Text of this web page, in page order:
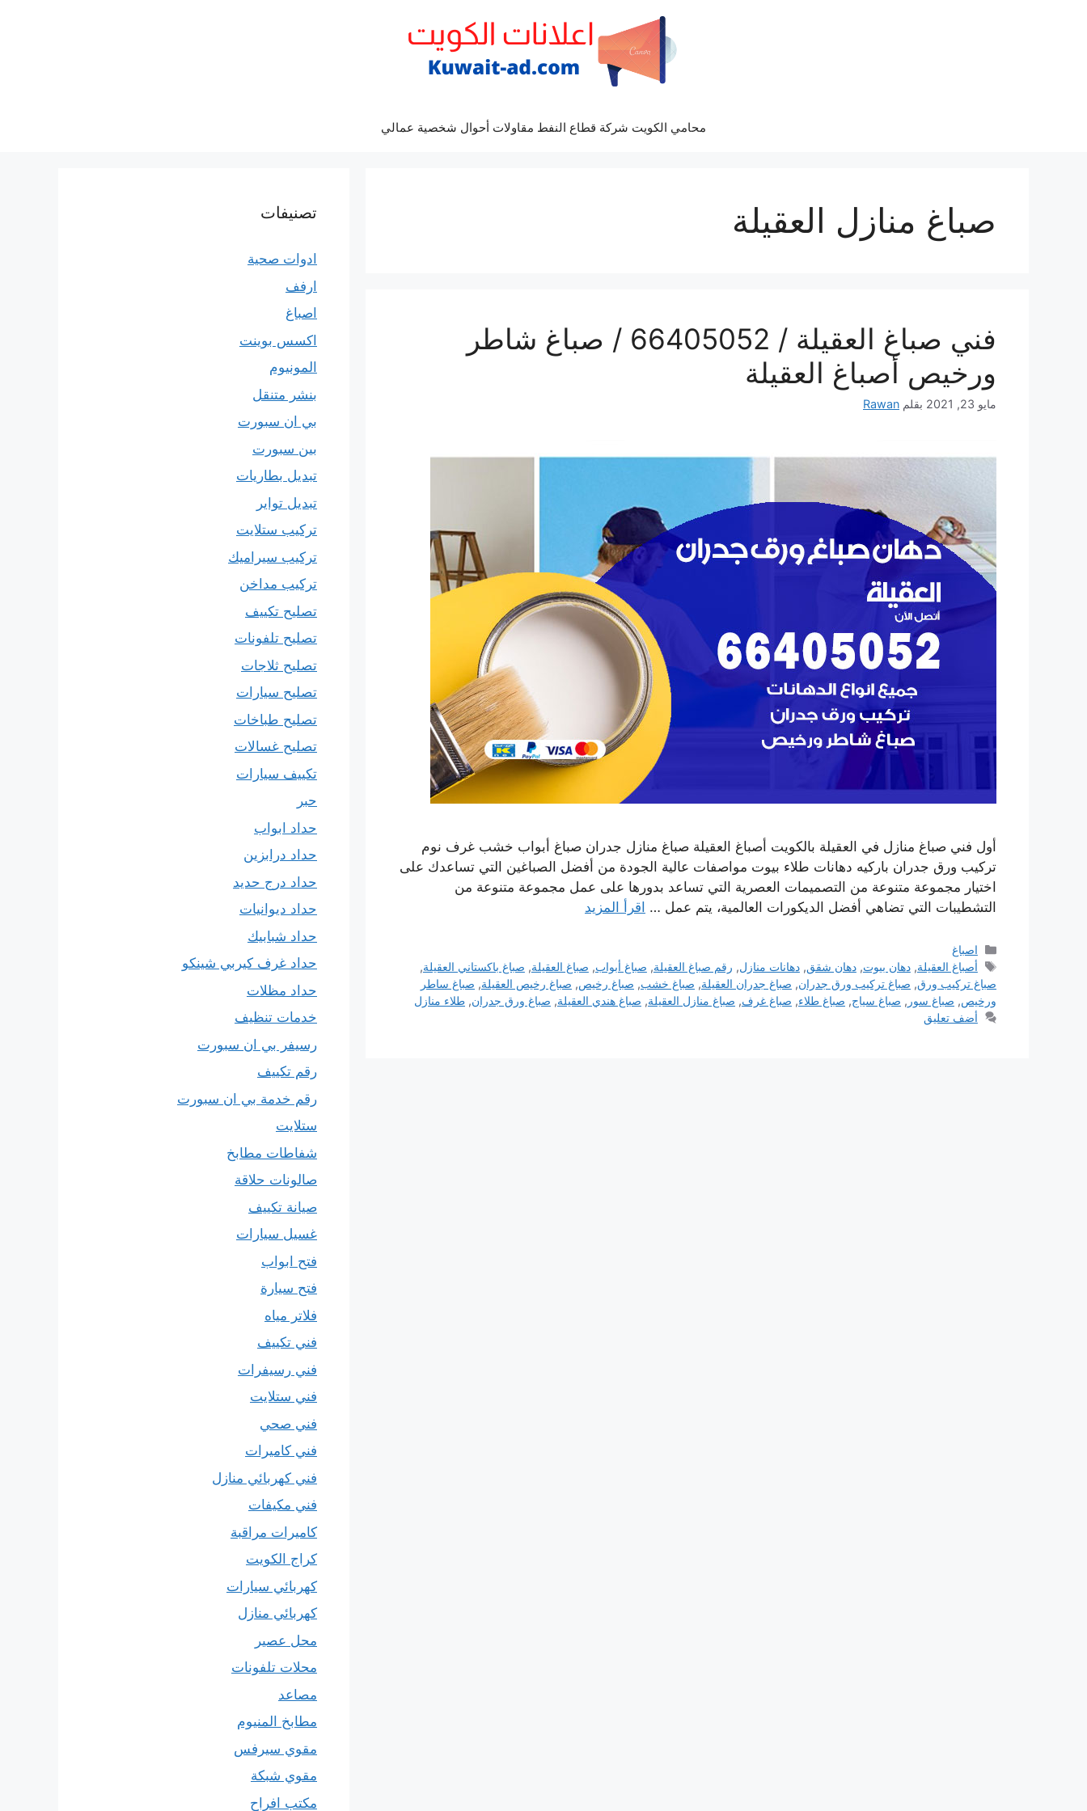
محامي الكويت شركة قطاع النفط مقاولات أحوال شخصية عمالي
صباغ منازل العقيلة
فني صباغ العقيلة / 66405052 / صباغ شاطر
ورخيص أصباغ العقيلة
مايو 23, 2021 بقلم Rawan
أول فني صباغ منازل في العقيلة بالكويت أصباغ العقيلة صباغ منازل جدران صباغ أبواب خشب غرف نوم
تركيب ورق جدران باركيه دهانات طلاء بيوت مواصفات عالية الجودة من أفضل الصباغين التي تساعدك على
اختيار مجموعة متنوعة من التصميمات العصرية التي تساعد بدورها على عمل مجموعة متنوعة من
التشطيبات التي تضاهي أفضل الديكورات العالمية، يتم عمل … اقرأ المزيد
التصنيفات
اصباغ
الوسوم
أصباغ العقيلة,دهان بيوت,دهان شقق,دهانات منازل, رقم صباغ العقيلة, صباغ أبواب, صباغ العقيلة, صباغ باكستاني العقيلة,
صباغ تركيب ورق, صباغ تركيب ورق جدران, صباغ جدران العقيلة, صباغ خشب, صباغ رخيص, صباغ رخيص العقيلة, صباغ ساطر
ورخيص, صباغ سور , صباغ سياج, صباغ طلاء, صباغ غرف, صباغ منازل العقيلة, صباغ هندي العقيلة, صباغ ورق جدران, طلاء منازل
أضف تعليق
تصنيفات
ادوات صحية
ارفف
اصباغ
اكسس بوينت
المونيوم
بنشر متنقل
بي ان سبورت
بين سبورت
تبديل بطاريات
تبديل تواير
تركيب ستلايت
تركيب سيراميك
تركيب مداخن
تصليح تكييف
تصليح تلفونات
تصليح ثلاجات
تصليح سيارات
تصليح طباخات
تصليح غسالات
تكييف سيارات
حبر
حداد ابواب
حداد درابزين
حداد درج حديد
حداد ديوانيات
حداد شبابيك
حداد غرف كيربي شينكو
حداد مظلات
خدمات تنظيف
رسيفر بي ان سبورت
رقم تكييف
رقم خدمة بي ان سبورت
ستلايت
شفاطات مطابخ
صالونات حلاقة
صيانة تكييف
غسيل سيارات
فتح ابواب
فتح سيارة
فلاتر مياه
فني تكييف
فني رسيفرات
فني ستلايت
فني صحي
فني كاميرات
فني كهربائي منازل
فني مكيفات
كاميرات مراقبة
كراج الكويت
كهربائي سيارات
كهربائي منازل
محل عصير
محلات تلفونات
مصاعد
مطابخ المنيوم
مقوي سيرفس
مقوي شبكة
مكتب افراح